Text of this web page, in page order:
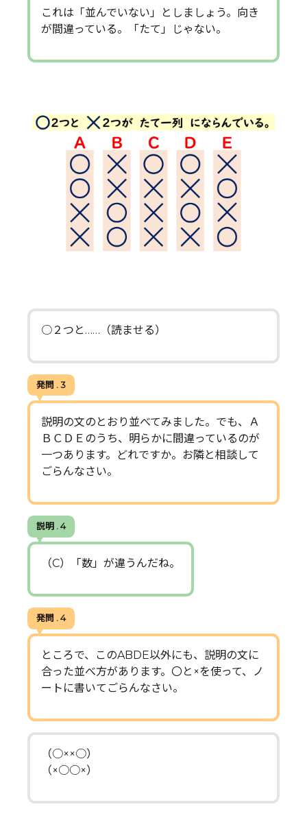
これは「並んでいない」としましょう。向き
が間違っている。「たて」じゃない。
○２つと……（読ませる）
発問 . 3
説明の文のとおり並べてみました。でも、Ａ
ＢＣＤＥのうち、明らかに間違っているのが
一つあります。どれですか。お隣と相談して
ごらんなさい。
説明 . 4
（C）「数」が違うんだね。
発問 . 4
ところで、このABDE以外にも、説明の文に
合った並べ方があります。〇と×を使って、ノ
ートに書いてごらんなさい。
（○××○）
（×○○×）